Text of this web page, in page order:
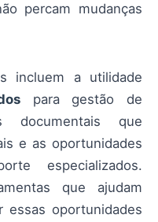
percam mudanças
incluem a utilidade
para gestão de
documentais que
e as oportunidades
especializados.
que ajudam
essas oportunidades